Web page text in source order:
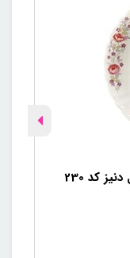
کد 230